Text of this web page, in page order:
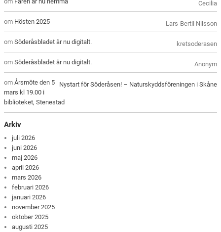
Cecilia
Lars-Bertil Nilsson
om Hösten 2025
kretsoderasen
omSöderåsbladet är nu digitalt.
Anonym
omSöderåsbladet är nu digitalt.
Nystart för Söderåsen! – Naturskyddsföreningen i Skåne
omÅrsmöte den 5
mars kl 19.00 i
biblioteket, Stenestad
Arkiv
juli 2026
juni 2026
maj 2026
april 2026
mars 2026
februari 2026
januari 2026
november 2025
oktober 2025
augusti 2025